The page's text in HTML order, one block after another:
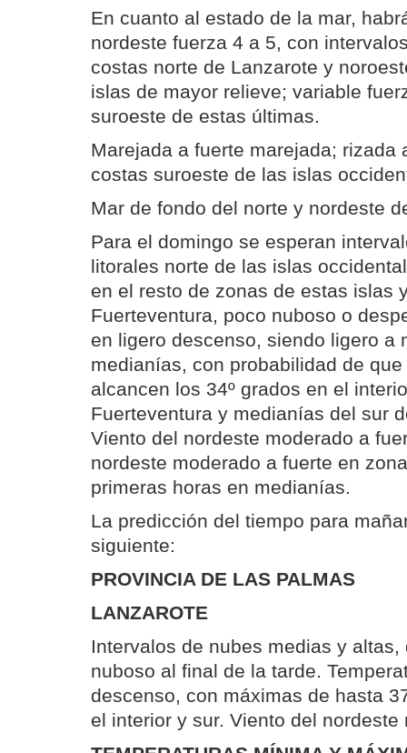
En cuanto al estado de la mar,
nordeste fuerza 4 a 5, con
costas norte de Lanzarote y
islas de mayor relieve; variable
suroeste de estas últimas.
Marejada a fuerte marejada; rizada
costas suroeste de las islas
Mar de fondo del norte y nordeste
Para el domingo se esperan
litorales norte de las islas
en el resto de zonas de estas islas
Fuerteventura, poco nuboso o
en ligero descenso, siendo ligero a
medianías, con probabilidad de
alcancen los 34º grados en el
Fuerteventura y medianías del sur
Viento del nordeste moderado a
nordeste moderado a fuerte en
primeras horas en medianías.
La predicción del tiempo para
siguiente:
PROVINCIA DE LAS PALMAS
LANZAROTE
Intervalos de nubes medias y
nuboso al final de la tarde.
descenso, con máximas de hasta
el interior y sur. Viento del nordeste